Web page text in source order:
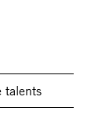
talents